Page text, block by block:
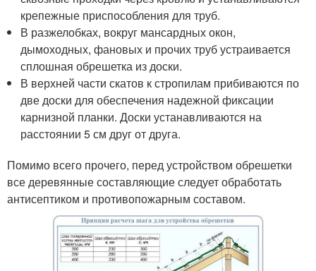
крепежные приспособления для труб.
В разжелобках, вокруг мансардных окон,
дымоходных, фановых и прочих труб устраивается
сплошная обрешетка из доски.
В верхней части скатов к стропилам прибиваются по
две доски для обеспечения надежной фиксации
карнизной планки. Доски устанавливаются на
расстоянии 5 см друг от друга.
Помимо всего прочего, перед устройством обрешетки
все деревянные составляющие следует обработать
антисептиком и противопожарным составом.